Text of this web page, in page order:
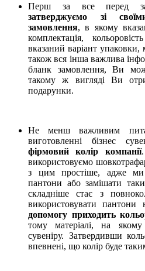
Перш за все перед
затверджуємо зі
замовлення, в якому
комплектація,
вказаний варіант упаковки,
також вся інша важлива
бланк замовлення, Ви
такому ж вигляді Ви
подарунки.
Не менш важливим
виготовленні бізнес
фірмовий колір компанії
використовуємо
з цим простіше, адже ми
пантони або замішати
складніше стає з
використовувати
допомогу приходить
тому матеріалі, на якому
сувеніру. Затвердивши
впевнені, що колір буде